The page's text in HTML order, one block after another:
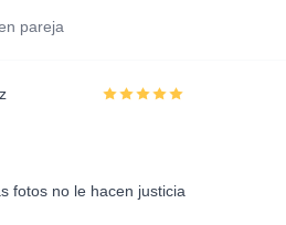
pareja
fotos no le hacen justicia